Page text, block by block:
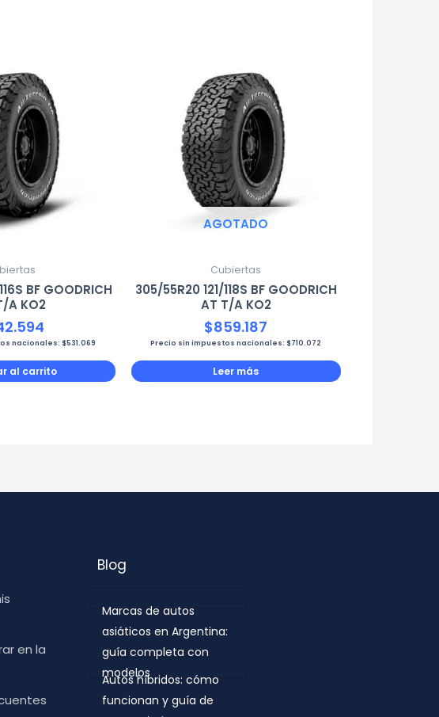
BF GOODRICH
A KO2
nacionales: $531.069
al carrito
AGOTADO
Cubiertas
305/55R20 121/118S BF GOODRICH
AT T/A KO2
$859.187
Precio sin impuestos nacionales:$710.072
Leer más
en la
Blog
Marcas de autos
asiáticos en Argentina:
guía completa con
modelos
Autos híbridos: cómo
funcionan y guía de